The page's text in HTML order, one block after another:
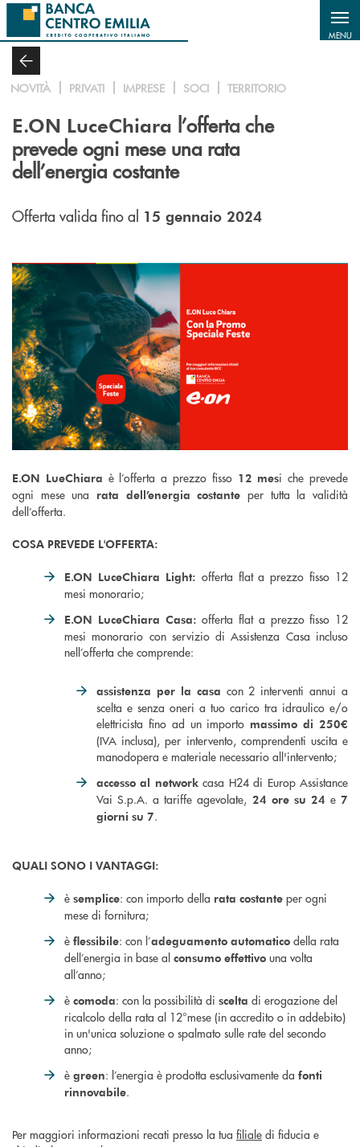
Salta al contenuto principale
MENU
NOVITÀ PRIVATI IMPRESE SOCI TERRITORIO
E.ON LuceChiara l’offerta che
prevede ogni mese una rata
dell’energia costante
Offerta valida fino al 15 gennaio 2024
E.ON LueChiara è l’offerta a prezzo fisso 12 mesi che prevede
ogni mese una rata dell’energia costante per tutta la validità
dell’offerta.
COSA PREVEDE L'OFFERTA:
E.ON LuceChiara Light: offerta flat a prezzo fisso 12
mesi monorario;
E.ON LuceChiara Casa: offerta flat a prezzo fisso 12
mesi monorario con servizio di Assistenza Casa incluso
nell’offerta che comprende:
assistenza per la casa con 2 interventi annui a
scelta e senza oneri a tuo carico tra idraulico e/o
elettricista fino ad un importo massimo di 250€
(IVA inclusa), per intervento, comprendenti uscita e
manodopera e materiale necessario all'intervento;
accesso al networkcasa H24 di Europ Assistance
Vai S.p.A. a tariffe agevolate, 24 ore su 24 e7
giorni su 7.
QUALI SONO I VANTAGGI:
è semplice: con importo della rata costante per ogni
mese di fornitura;
è flessibile: con l’adeguamento automatico della rata
dell’energia in base al consumo effettivo una volta
all’anno;
è comoda: con la possibilità di scelta di erogazione del
ricalcolo della rata al 12°mese (in accredito o in addebito)
in un'unica soluzione o spalmato sulle rate del secondo
anno;
è green: l’energia è prodotta esclusivamente da fonti
rinnovabile.
Per maggiori informazioni recati presso la tua filiale di fiducia e